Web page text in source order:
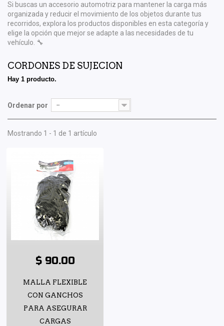
Si buscas un accesorio automotriz para mantener la carga más
organizada y reducir el movimiento de los objetos durante tus
recorridos, explora los productos disponibles en esta categoría y
elige la opción que mejor se adapte a las necesidades de tu
vehículo. 🔧
CORDONES DE SUJECION
Hay 1 producto.
Ordenar por --
Mostrando 1 - 1 de 1 artículo
$ 90.00
MALLA FLEXIBLE
CON GANCHOS
PARA ASEGURAR
CARGAS